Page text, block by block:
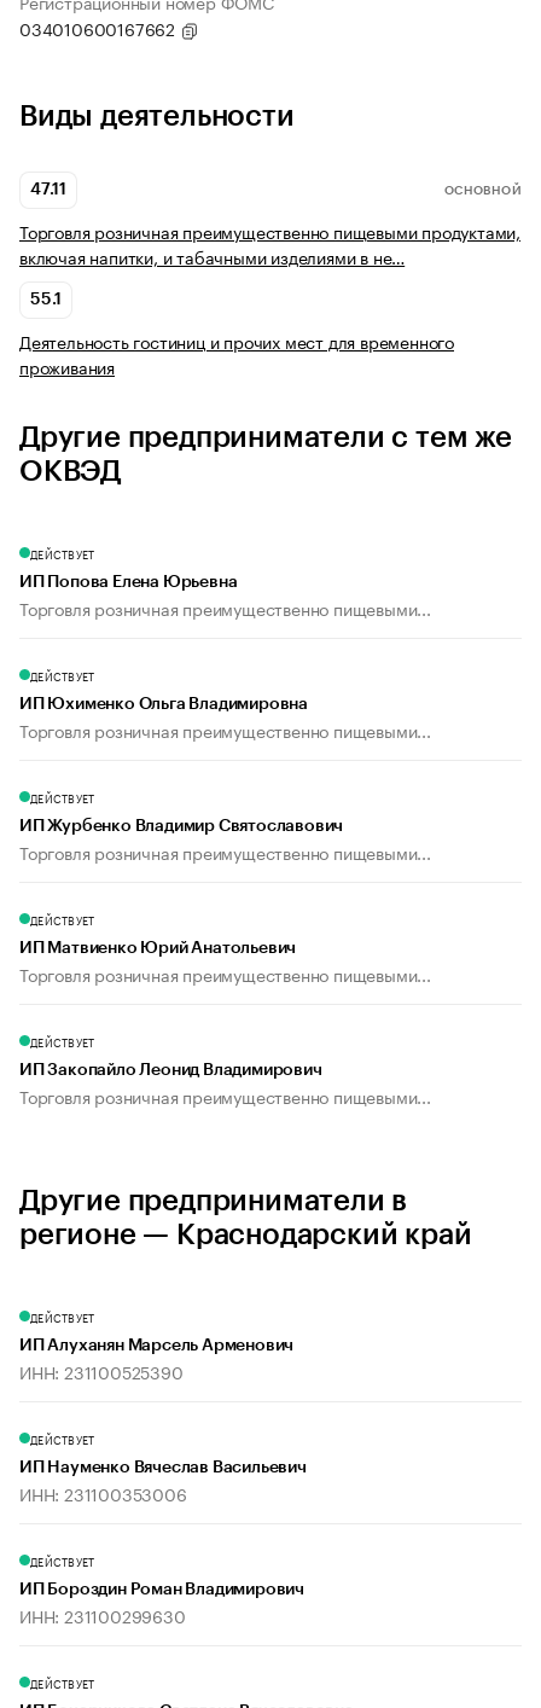
034010600167662
Виды деятельности
47.11 ОСНОВНОЙ
Торговля розничная преимущественно пищевыми продуктами,
включая напитки, и табачными изделиями в не…
55.1
Деятельность гостиниц и прочих мест для временного
проживания
Другие предприниматели с тем же
ОКВЭД
ДЕЙСТВУЕТ
ИП Попова Елена Юрьевна
Торговля розничная преимущественно пищевыми...
ДЕЙСТВУЕТ
ИП Юхименко Ольга Владимировна
Торговля розничная преимущественно пищевыми...
ДЕЙСТВУЕТ
ИП Журбенко Владимир Святославович
Торговля розничная преимущественно пищевыми...
ДЕЙСТВУЕТ
ИП Матвиенко Юрий Анатольевич
Торговля розничная преимущественно пищевыми...
ДЕЙСТВУЕТ
ИП Закопайло Леонид Владимирович
Торговля розничная преимущественно пищевыми...
Другие предприниматели в
регионе — Краснодарский край
ДЕЙСТВУЕТ
ИП Алуханян Марсель Арменович
ИНН: 231100525390
ДЕЙСТВУЕТ
ИП Науменко Вячеслав Васильевич
ИНН: 231100353006
ДЕЙСТВУЕТ
ИП Бороздин Роман Владимирович
ИНН: 231100299630
ДЕЙСТВУЕТ